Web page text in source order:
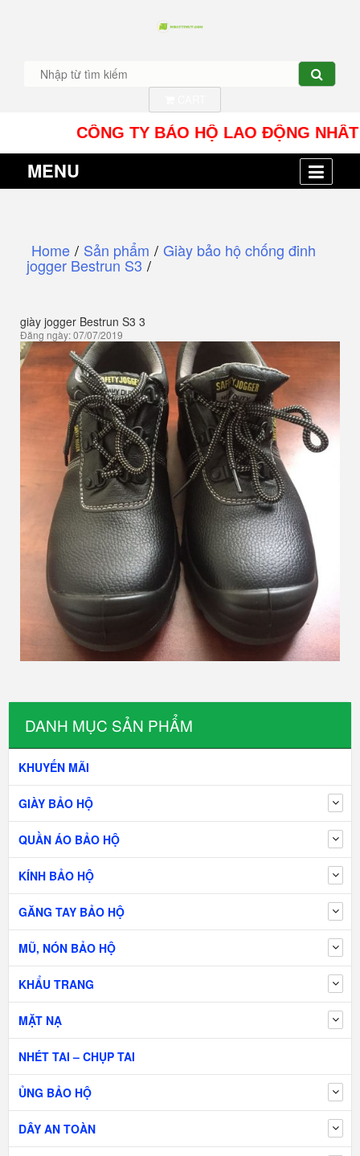
CÔNG TY BẢO HỘ LAO ĐỘNG
MENU
DANH MỤC SẢN PHẨM
KHUYẾN MÃI
GIÀY BẢO HỘ
QUẦN ÁO BẢO HỘ
KÍNH BẢO HỘ
GĂNG TAY BẢO HỘ
MŨ, NÓN BẢO HỘ
KHẨU TRANG
MẶT NẠ
NHÉT TAI – CHỤP TAI
ỦNG BẢO HỘ
DÂY AN TOÀN
Home / Sản phẩm / Giày bảo hộ chống đinh
jogger Bestrun S3 /
giày jogger Bestrun S3 3
Đăng ngày: 07/07/2019